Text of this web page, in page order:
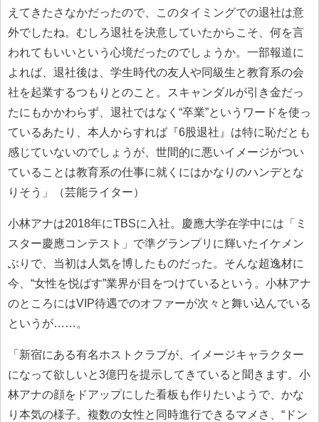
えてきたさなかだったので、このタイミングでの退社は意
外でしたね。むしろ退社を決意していたからこそ、何を言
われてもいいという心境だったのでしょうか。一部報道に
よれば、退社後は、学生時代の友人や同級生と教育系の会
社を起業するつもりとのこと。スキャンダルが引き金だっ
たにもかかわらず、退社ではなく“卒業”というワードを使っ
ているあたり、本人からすれば『6股退社』は特に恥だとも
感じていないのでしょうが、世間的に悪いイメージがつい
ていることは教育系の仕事に就くにはかなりのハンデとな
りそう」（芸能ライター）
小林アナは2018年にTBSに入社。慶應大学在学中には「ミ
スター慶應コンテスト」で準グランプリに輝いたイケメン
ぶりで、当初は人気を博したものだった。そんな超逸材に
今、“女性を悦ばす”業界が目をつけているという。小林アナ
のところにはVIP待遇でのオファーが次々と舞い込んでいる
というが……。
「新宿にある有名ホストクラブが、イメージキャラクター
になって欲しいと3億円を提示してきていると聞きます。小
林アナの顔をドアップにした看板も作りたいようで、かな
り本気の様子。複数の女性と同時進行できるマメさ、“ドン